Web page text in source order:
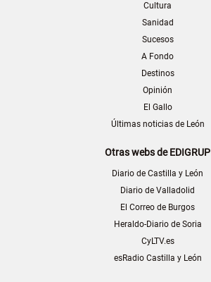
Cultura
Sanidad
Sucesos
A Fondo
Destinos
Opinión
El Gallo
Últimas noticias de León
Otras webs de EDIGRUP
Diario de Castilla y León
Diario de Valladolid
El Correo de Burgos
Heraldo-Diario de Soria
CyLTV.es
esRadio Castilla y León